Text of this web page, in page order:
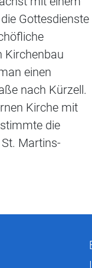
Gottesdienste
Kirchenbau
einen
nach Kürzell.
Kirche mit
die
Martins-